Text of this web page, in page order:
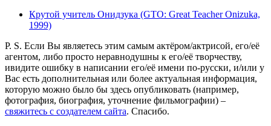
Крутой учитель Онидзука (GTO: Great Teacher Onizuka,
1999)
P. S. Если Вы являетесь этим самым актёром/актрисой, его/её
агентом, либо просто неравнодушны к его/её творчеству,
ивидите ошибку в написании его/её имени по-русски, и/или у
Вас есть дополнительная или более актуальная информация,
которую можно было бы здесь опубликовать (например,
фотография, биография, уточнение фильмографии) –
свяжитесь с создателем сайта. Спасибо.